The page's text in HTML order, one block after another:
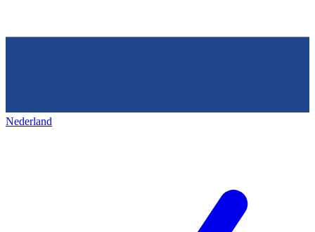
Nederland